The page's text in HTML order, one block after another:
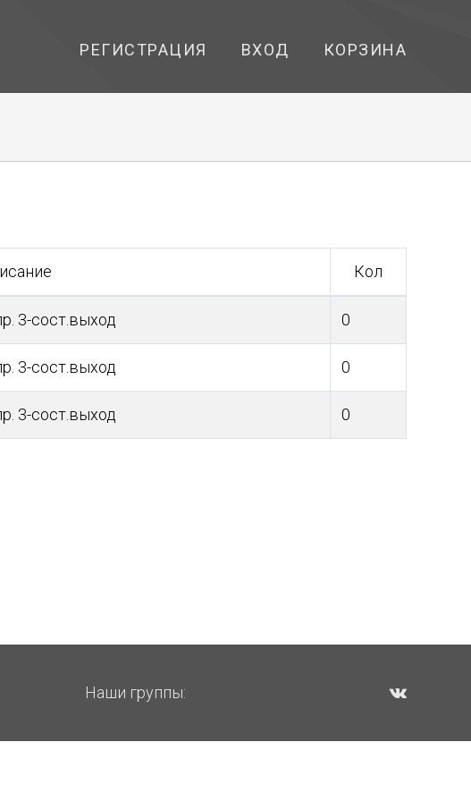
РЕГИСТРАЦИЯ ВХОД КОРЗИНА
Кол
3-сост.выход 0
3-сост.выход 0
3-сост.выход 0
Наши группы: